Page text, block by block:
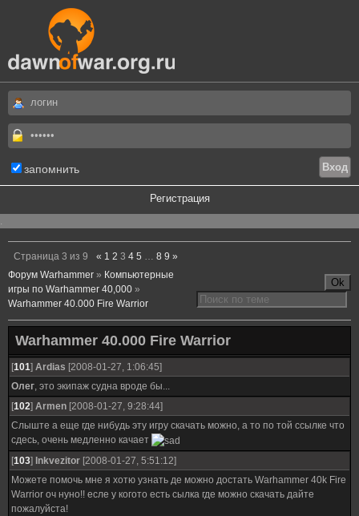
запомнить
Регистрация
.
Страница 3 из 9 « 1 2 3 4 5 … 8 9 »
Форум Warhammer » Компьютерные
игры по Warhammer 40,000 »
Warhammer 40.000 Fire Warrior
Warhammer 40.000 Fire Warrior
[101] Ardias [2008-01-27, 1:06:45]
Олег, это экипаж судна вроде бы...
[102] Armen [2008-01-27, 9:28:44]
Слыште а еще где нибудь эту игру скачать можно, а то по той ссылке что
сдесь, очень медленно качает
[103] Inkvezitor [2008-01-27, 5:51:12]
Можете помочь мне я хотю узнать де можно достать Warhammer 40k Fire
Warrior оч нуно!! есле у когото есть сылка где можно скачать дайте
пожалуйста!